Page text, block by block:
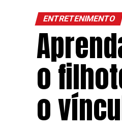
ENTRETENIMENTO
o
o